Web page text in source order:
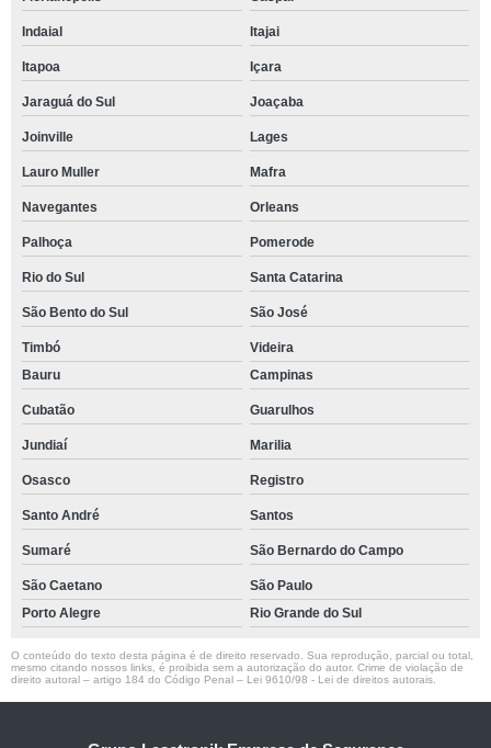
Indaial Itajai
Itapoa Içara
Jaraguá do Sul Joaçaba
Joinville Lages
Lauro Muller Mafra
Navegantes Orleans
Palhoça Pomerode
Rio do Sul Santa Catarina
São Bento do Sul São José
Timbó
Videira
Bauru
Campinas
Cubatão Guarulhos
Jundiaí Marilia
Osasco Registro
Santo André Santos
Sumaré São Bernardo do Campo
São Caetano
São Paulo
Porto Alegre
Rio Grande do Sul
O conteúdo do texto desta página é de direito reservado. Sua reprodução, parcial ou total,
mesmo citando nossos links, é proibida sem a autorização do autor. Crime de violação de
direito autoral – artigo 184 do Código Penal – Lei 9610/98 - Lei de direitos autorais